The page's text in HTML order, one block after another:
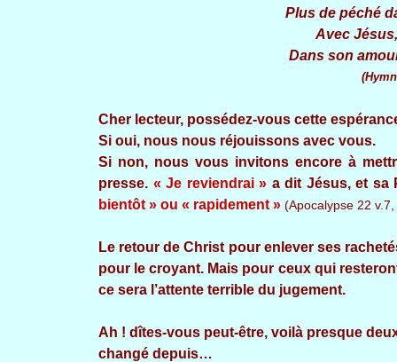
Plus de péché
Avec
Dans son
Cher lecteur, possédez-vous cette
Si oui, nous nous réjouissons avec vous.
Si non, nous vous invitons encore à
presse. « Je reviendrai » a dit Jésus, et sa
bientôt » ou « rapidement » (Apocalypse 22
Le retour de Christ pour enlever ses
pour le croyant. Mais pour ceux qui
ce sera l’attente terrible du jugement.
Ah ! dîtes-vous peut-être, voilà presque
changé depuis…